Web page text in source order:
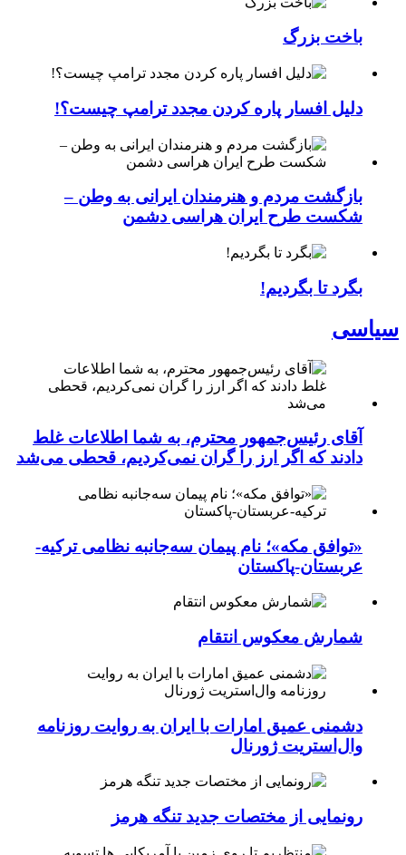
باخت بزرگ
دلیل افسار پاره کردن مجدد ترامپ چیست؟!
بازگشت مردم و هنرمندان ایرانی به وطن –
شکست طرح ایران هراسی دشمن
بگرد تا بگردیم!
سیاسی
آقای رئیس‌جمهور محترم، به شما اطلاعات غلط
دادند که اگر ارز را گران نمی‌کردیم، قحطی می‌شد
«توافق مکه»؛ نام پیمان سه‌جانبه نظامی ترکیه-
عربستان-پاکستان
شمارش معکوس انتقام
دشمنی عمیق امارات با ایران به روایت روزنامه
وال‌استریت ژورنال
رونمایی از مختصات جدید تنگه هرمز